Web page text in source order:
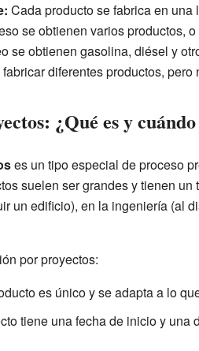
Cada producto se fabrica en
se obtienen varios productos,
se obtienen gasolina, diésel y
diferentes productos,
¿Qué es y
es un tipo especial de proceso
suelen ser grandes y tienen
un edificio), en la ingeniería (al
por proyectos:
es único y se adapta a lo
tiene una fecha de inicio y